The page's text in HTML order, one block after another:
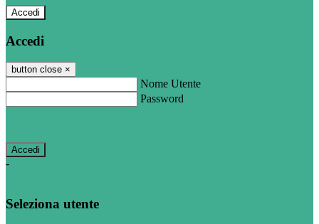
Accedi
Accedi
button close ×
Nome Utente
Password
-
Seleziona utente